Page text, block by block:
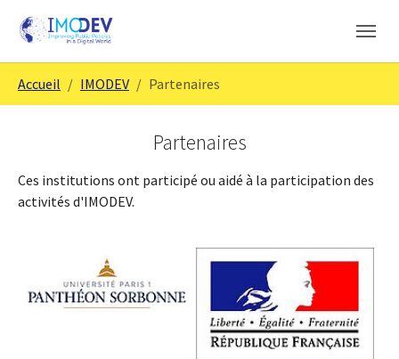
Accueil IMODEV Partenaires
Partenaires
Ces institutions ont participé ou aidé à la participation des
activités d'IMODEV.